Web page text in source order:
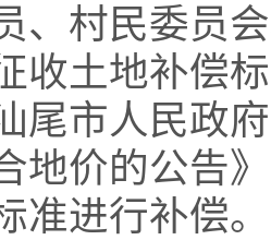
、村民委员
土地补偿
市人民政府
地价的公告
准进行补偿。